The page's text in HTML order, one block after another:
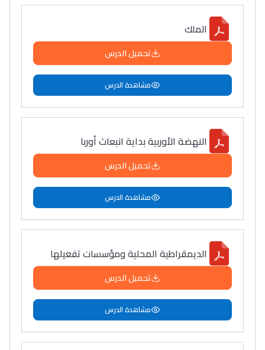
الملك
تحميل الدرس
مشاهدة الدرس
النهضة الأوربية بداية انبعاث أوربا
تحميل الدرس
مشاهدة الدرس
الديمقراطية المحلية ومؤسسات تفعيلها
تحميل الدرس
مشاهدة الدرس